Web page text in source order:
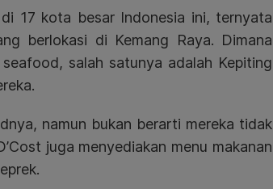
17 kota besar Indonesia ini, ternyata
berlokasi di Kemang Raya. Dimana
salah satunya adalah Kepiting
namun bukan berarti mereka tidak
juga menyediakan menu makanan
.